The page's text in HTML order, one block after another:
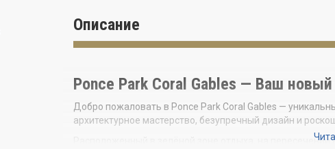
Описание
Ponce Park Coral Gables — Ваш
Добро пожаловать в Ponce Park Coral Gables —
архитектурное мастерство, безупречный дизайн и
Расположенный в зелёной зоне отдыха, на пересечении